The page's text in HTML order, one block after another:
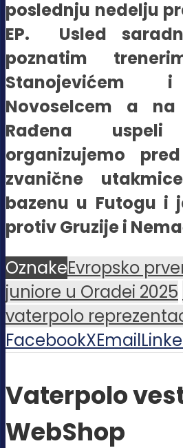
poslednju nedelju
EP. Usled
poznatim
Stanojevićem
Novoselcem a
Rađena
organizujemo
zvanične
bazenu u Futogu i
protiv Gruzije i
OznakeEvropsko
juniore u Oradei 2025
vaterpolo
FacebookXEmail
Vaterpolo
WebShop